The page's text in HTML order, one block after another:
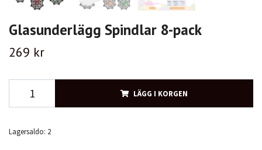
Glasunderlägg Spindlar 8-pack
269 kr
LÄGG I KORGEN
Lagersaldo: 2